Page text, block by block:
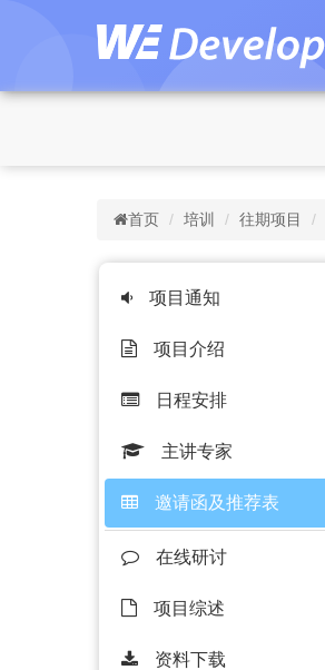
首页 培训 往期项目
项目通知
项目介绍
日程安排
主讲专家
邀请函及推荐表
在线研讨
项目综述
资料下载